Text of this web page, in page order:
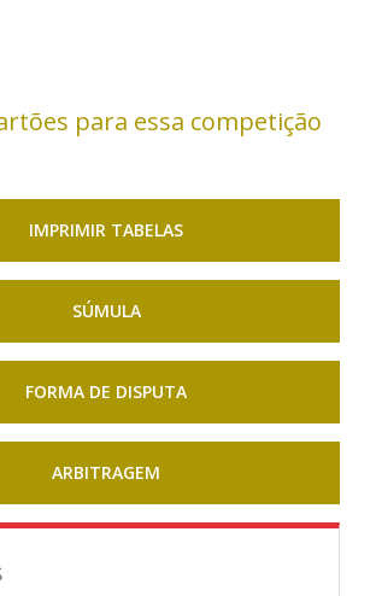
07/07/18 - 15:30
para essa competição
IMPRIMIR TABELAS
SÚMULA
FORMA DE DISPUTA
ARBITRAGEM